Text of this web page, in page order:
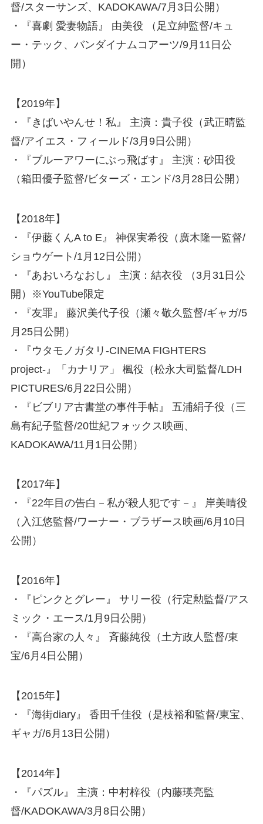
督/スターサンズ、KADOKAWA/7月3日公開）
・『喜劇 愛妻物語』 由美役 （足立紳監督/キュ
ー・テック、バンダイナムコアーツ/9月11日公
開）
【2019年】
・『きばいやんせ！私』 主演：貴子役（武正晴監
督/アイエス・フィールド/3月9日公開）
・『ブルーアワーにぶっ飛ばす』 主演：砂田役
（箱田優子監督/ビターズ・エンド/3月28日公開）
【2018年】
・『伊藤くんA to E』 神保実希役（廣木隆一監督/
ショウゲート/1月12日公開）
・『あおいろなおし』 主演：結衣役 （3月31日公
開）※YouTube限定
・『友罪』 藤沢美代子役（瀬々敬久監督/ギャガ/5
月25日公開）
・『ウタモノガタリ-CINEMA FIGHTERS
project-』「カナリア」 楓役（松永大司監督/LDH
PICTURES/6月22日公開）
・『ビブリア古書堂の事件手帖』 五浦絹子役（三
島有紀子監督/20世紀フォックス映画、
KADOKAWA/11月1日公開）
【2017年】
・『22年目の告白－私が殺人犯です－』 岸美晴役
（入江悠監督/ワーナー・ブラザース映画/6月10日
公開）
【2016年】
・『ピンクとグレー』 サリー役（行定勲監督/アス
ミック・エース/1月9日公開）
・『高台家の人々』 斉藤純役（土方政人監督/東
宝/6月4日公開）
【2015年】
・『海街diary』 香田千佳役（是枝裕和監督/東宝、
ギャガ/6月13日公開）
【2014年】
・『パズル』 主演：中村梓役（内藤瑛亮監
督/KADOKAWA/3月8日公開）